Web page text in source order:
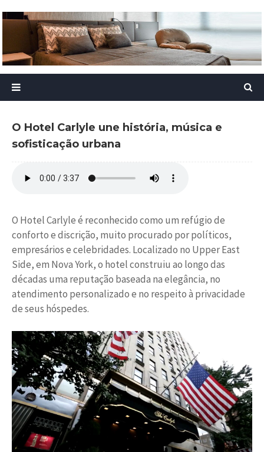
O Hotel Carlyle une história, música e
sofisticação urbana
O Hotel Carlyle é reconhecido como um refúgio de
conforto e discrição, muito procurado por políticos,
empresários e celebridades. Localizado no Upper East
Side, em Nova York, o hotel construiu ao longo das
décadas uma reputação baseada na elegância, no
atendimento personalizado e no respeito à privacidade
de seus hóspedes.